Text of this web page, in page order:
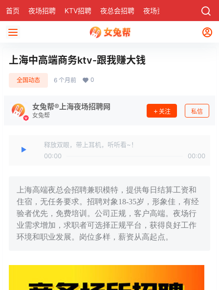
首页 夜场招聘 KTV招聘 夜总会招聘 夜场资讯 社区
上海中高端商务ktv-跟我赚大钱
全国动态 6 个月前 0
女兔帮®上海夜场招聘网
女兔帮
关注 私信
释放双眼，带上耳机，听听看~！
00:00
00:00
上海高端夜总会招聘兼职模特，提供每日结算工资和
住宿，无任务要求。招聘对象18-35岁，形象佳，有经
验者优先，免费培训。公司正规，客户高端。夜场行
业需求增加，求职者可选择正规平台，获得良好工作
环境和职业发展。岗位多样，薪资从高起点。